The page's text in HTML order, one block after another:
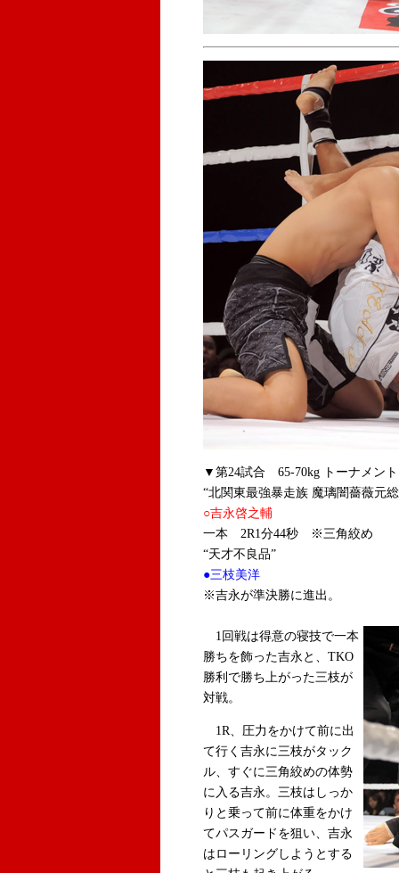
▼第24試合 65-70kg トーナメン
“北関東最強暴走族 魔璃闇薔薇元
○吉永啓之輔
一本 2R1分44秒 ※三角絞め
“天才不良品”
●三枝美洋
※吉永が準決勝に進出。
1回戦は得意の寝技で一本
勝ちを飾った吉永と、TKO
勝利で勝ち上がった三枝が
対戦。
1R、圧力をかけて前に出
て行く吉永に三枝がタック
ル、すぐに三角絞めの体勢
に入る吉永。三枝はしっか
りと乗って前に体重をかけ
てパスガードを狙い、吉永
はローリングしようとする